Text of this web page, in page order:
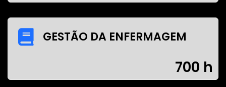
GESTÃO DA ENFERMAGEM
700 h